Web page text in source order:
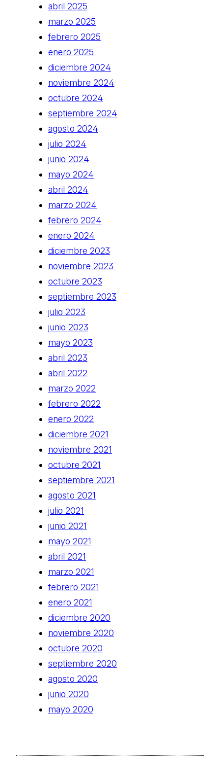
abril 2025
marzo 2025
febrero 2025
enero 2025
diciembre 2024
noviembre 2024
octubre 2024
septiembre 2024
agosto 2024
julio 2024
junio 2024
mayo 2024
abril 2024
marzo 2024
febrero 2024
enero 2024
diciembre 2023
noviembre 2023
octubre 2023
septiembre 2023
julio 2023
junio 2023
mayo 2023
abril 2023
abril 2022
marzo 2022
febrero 2022
enero 2022
diciembre 2021
noviembre 2021
octubre 2021
septiembre 2021
agosto 2021
julio 2021
junio 2021
mayo 2021
abril 2021
marzo 2021
febrero 2021
enero 2021
diciembre 2020
noviembre 2020
octubre 2020
septiembre 2020
agosto 2020
junio 2020
mayo 2020